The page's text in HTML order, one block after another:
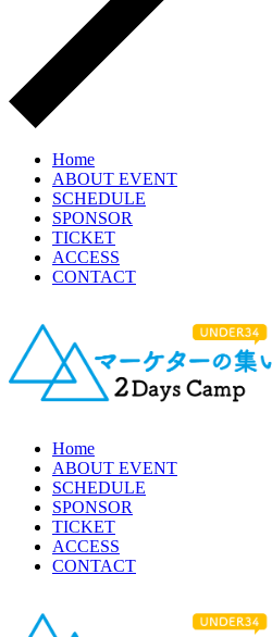
Home
ABOUT EVENT
SCHEDULE
SPONSOR
TICKET
ACCESS
CONTACT
Home
ABOUT EVENT
SCHEDULE
SPONSOR
TICKET
ACCESS
CONTACT